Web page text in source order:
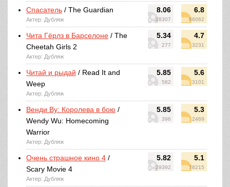
8.06
28307
6.8
66062
Спасатель / The Guardian
Актер: Дубляж
5.34
277
4.7
3231
Чита Гёрлз в Барселоне / The
Cheetah Girls 2
Актер: Дубляж
5.85
582
5.6
3101
Читай и рыдай / Read It and
Weep
Актер: Дубляж
5.85
396
5.3
2469
Венди Ву: Королева в бою /
Wendy Wu: Homecoming
Warrior
Актер: Дубляж
5.82
29392
5.1
78215
Очень страшное кино 4 /
Scary Movie 4
Актер: Дубляж